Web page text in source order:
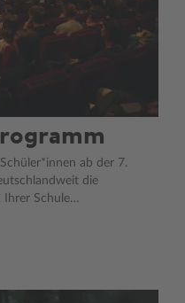
ab der 7.
die
Ihrer Schule…